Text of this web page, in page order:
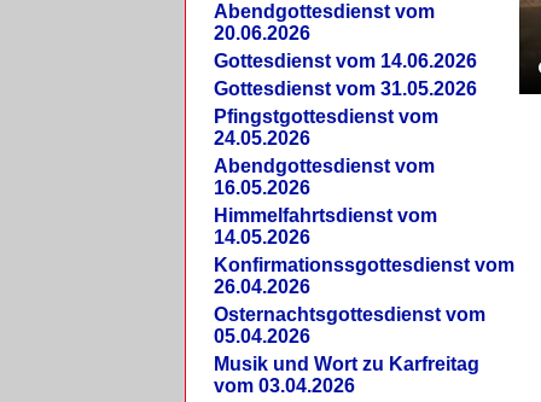
Abendgottesdienst vom
20.06.2026
Gottesdienst vom 14.06.2026
Gottesdienst vom 31.05.2026
Pfingstgottesdienst vom
24.05.2026
Abendgottesdienst vom
16.05.2026
Himmelfahrtsdienst vom
14.05.2026
Konfirmationssgottesdienst vom
26.04.2026
Osternachtsgottesdienst vom
05.04.2026
Musik und Wort zu Karfreitag
vom 03.04.2026